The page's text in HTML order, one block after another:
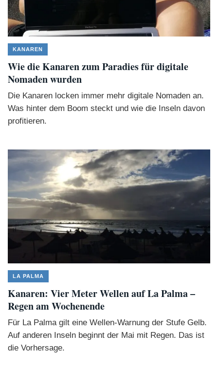
KANAREN
Wie die Kanaren zum Paradies für digitale
Nomaden wurden
Die Kanaren locken immer mehr digitale Nomaden an.
Was hinter dem Boom steckt und wie die Inseln davon
profitieren.
LA PALMA
Kanaren: Vier Meter Wellen auf La Palma –
Regen am Wochenende
Für La Palma gilt eine Wellen-Warnung der Stufe Gelb.
Auf anderen Inseln beginnt der Mai mit Regen. Das ist
die Vorhersage.